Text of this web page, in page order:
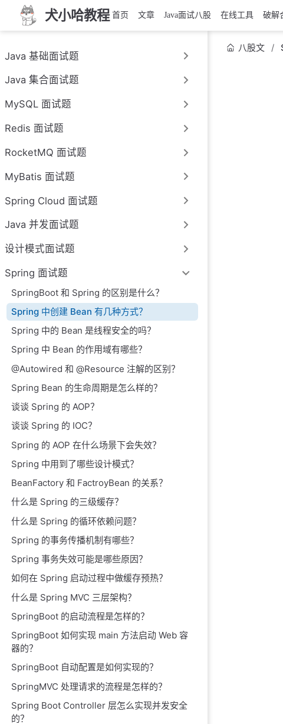
犬小哈教程 首页 文章 Java面试八股 在线工具 破解
Java 基础面试题
Java 集合面试题
MySQL 面试题
Redis 面试题
RocketMQ 面试题
MyBatis 面试题
Spring Cloud 面试题
Java 并发面试题
设计模式面试题
Spring 面试题
SpringBoot 和 Spring 的区别是什么？
Spring 中创建 Bean 有几种方式？
Spring 中的 Bean 是线程安全的吗？
Spring 中 Bean 的作用域有哪些？
@Autowired 和 @Resource 注解的区别？
Spring Bean 的生命周期是怎么样的？
谈谈 Spring 的 AOP？
谈谈 Spring 的 IOC？
Spring 的 AOP 在什么场景下会失效？
Spring 中用到了哪些设计模式？
BeanFactory 和 FactroyBean 的关系？
什么是 Spring 的三级缓存？
什么是 Spring 的循环依赖问题？
Spring 的事务传播机制有哪些？
Spring 事务失效可能是哪些原因？
如何在 Spring 启动过程中做缓存预热？
什么是 Spring MVC 三层架构？
SpringBoot 的启动流程是怎样的？
SpringBoot 如何实现 main 方法启动 Web 容
器的？
SpringBoot 自动配置是如何实现的？
SpringMVC 处理请求的流程是怎样的？
Spring Boot Controller 层怎么实现并发安全
的？
八股文